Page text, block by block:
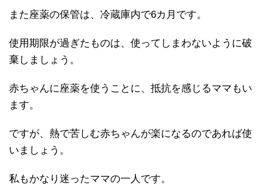
また座薬の保管は、冷蔵庫内で6カ月です。
使用期限が過ぎたものは、使ってしまわないように破
棄しましょう。
赤ちゃんに座薬を使うことに、抵抗を感じるママもい
ます。
ですが、熱で苦しむ赤ちゃんが楽になるのであれば使
いましょう。
私もかなり迷ったママの一人です。